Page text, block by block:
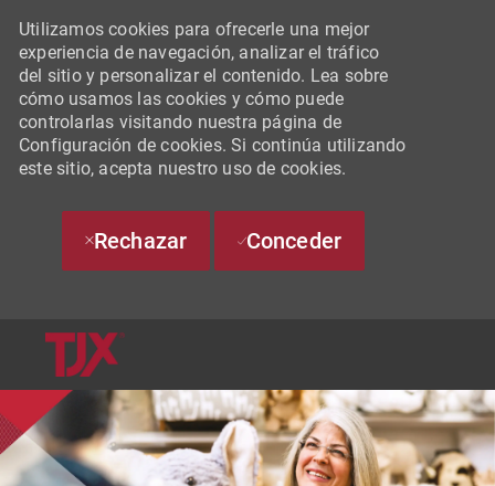
Utilizamos cookies para ofrecerle una mejor
experiencia de navegación, analizar el tráfico
del sitio y personalizar el contenido. Lea sobre
cómo usamos las cookies y cómo puede
controlarlas visitando nuestra página de
Configuración de cookies. Si continúa utilizando
este sitio, acepta nuestro uso de cookies.
Rechazar Conceder